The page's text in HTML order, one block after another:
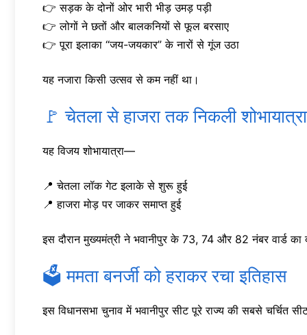
👉 सड़क के दोनों ओर भारी भीड़ उमड़ पड़ी
👉 लोगों ने छतों और बालकनियों से फूल बरसाए
👉 पूरा इलाका “जय-जयकार” के नारों से गूंज उठा
यह नजारा किसी उत्सव से कम नहीं था।
🚩 चेतला से हाजरा तक निकली शोभायात्रा
यह विजय शोभायात्रा—
📍 चेतला लॉक गेट इलाके से शुरू हुई
📍 हाजरा मोड़ पर जाकर समाप्त हुई
इस दौरान मुख्यमंत्री ने भवानीपुर के 73, 74 और 82 नंबर वार्ड का
🗳️ ममता बनर्जी को हराकर रचा इतिहास
इस विधानसभा चुनाव में भवानीपुर सीट पूरे राज्य की सबसे चर्चित